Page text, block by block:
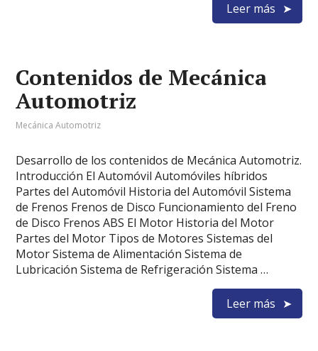
Leer más
Contenidos de Mecánica
Automotriz
Mecánica Automotriz
Desarrollo de los contenidos de Mecánica Automotriz.
Introducción El Automóvil Automóviles híbridos
Partes del Automóvil Historia del Automóvil Sistema
de Frenos Frenos de Disco Funcionamiento del Freno
de Disco Frenos ABS El Motor Historia del Motor
Partes del Motor Tipos de Motores Sistemas del
Motor Sistema de Alimentación Sistema de
Lubricación Sistema de Refrigeración Sistema …
Leer más